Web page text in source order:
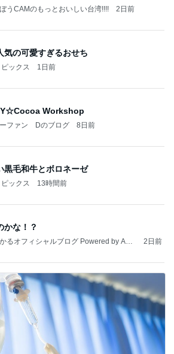
うCAMのもっとおいしい台湾!!!! 2日前
気の可愛すぎるおせち
ックス 1日前
Workshop
ファン Dのブログ 8日前
黒毛和牛とボロネーゼ
ックス 13時間前
かな！？
るオフィシャルブログ Powered by Ame
2日前